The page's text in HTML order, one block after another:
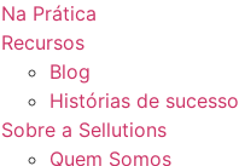
Na Prática
Recursos
Blog
Histórias de sucesso
Sobre a Sellutions
Quem Somos